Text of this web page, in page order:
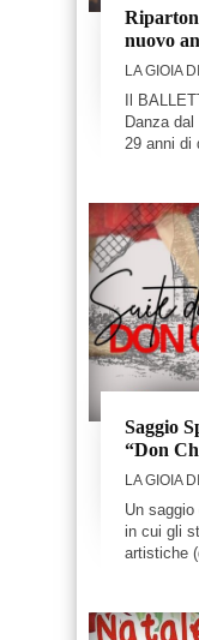
nuovo
LA GIOIA
Il
Danza
29 anni di
Saggio
“Don
LA GIOIA
Un
in cui gli
artistiche